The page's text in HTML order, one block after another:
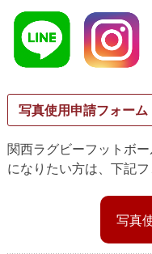
写真使用申請フォーム
関西ラグビーフットボ
になりたい方は、下記
写真